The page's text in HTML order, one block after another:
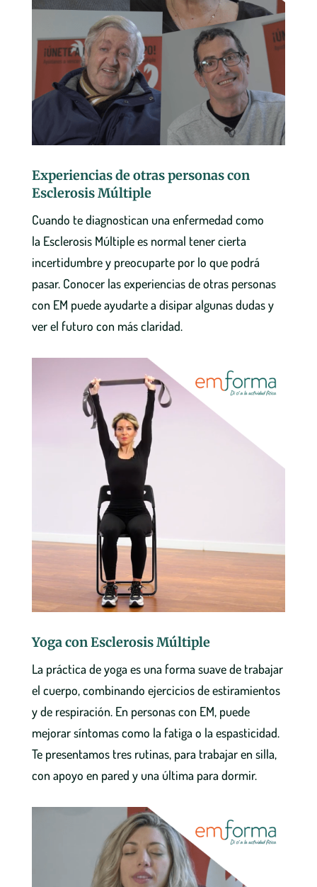
Experiencias de otras personas con
Esclerosis Múltiple
Cuando te diagnostican una enfermedad como
la Esclerosis Múltiple es normal tener cierta
incertidumbre y preocuparte por lo que podrá
pasar. Conocer las experiencias de otras personas
con EM puede ayudarte a disipar algunas dudas y
ver el futuro con más claridad.
Yoga con Esclerosis Múltiple
La práctica de yoga es una forma suave de trabajar
el cuerpo, combinando ejercicios de estiramientos
y de respiración. En personas con EM, puede
mejorar síntomas como la fatiga o la espasticidad.
Te presentamos tres rutinas, para trabajar en silla,
con apoyo en pared y una última para dormir.